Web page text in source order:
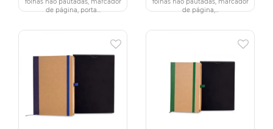
folhas não pautadas, marcador
de página, porta...
folhas não pautadas, marcador
de página,...